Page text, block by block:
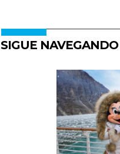
SIGUE NAVEGANDO